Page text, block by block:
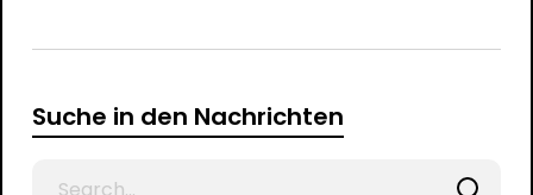
Suche in den Nachrichten